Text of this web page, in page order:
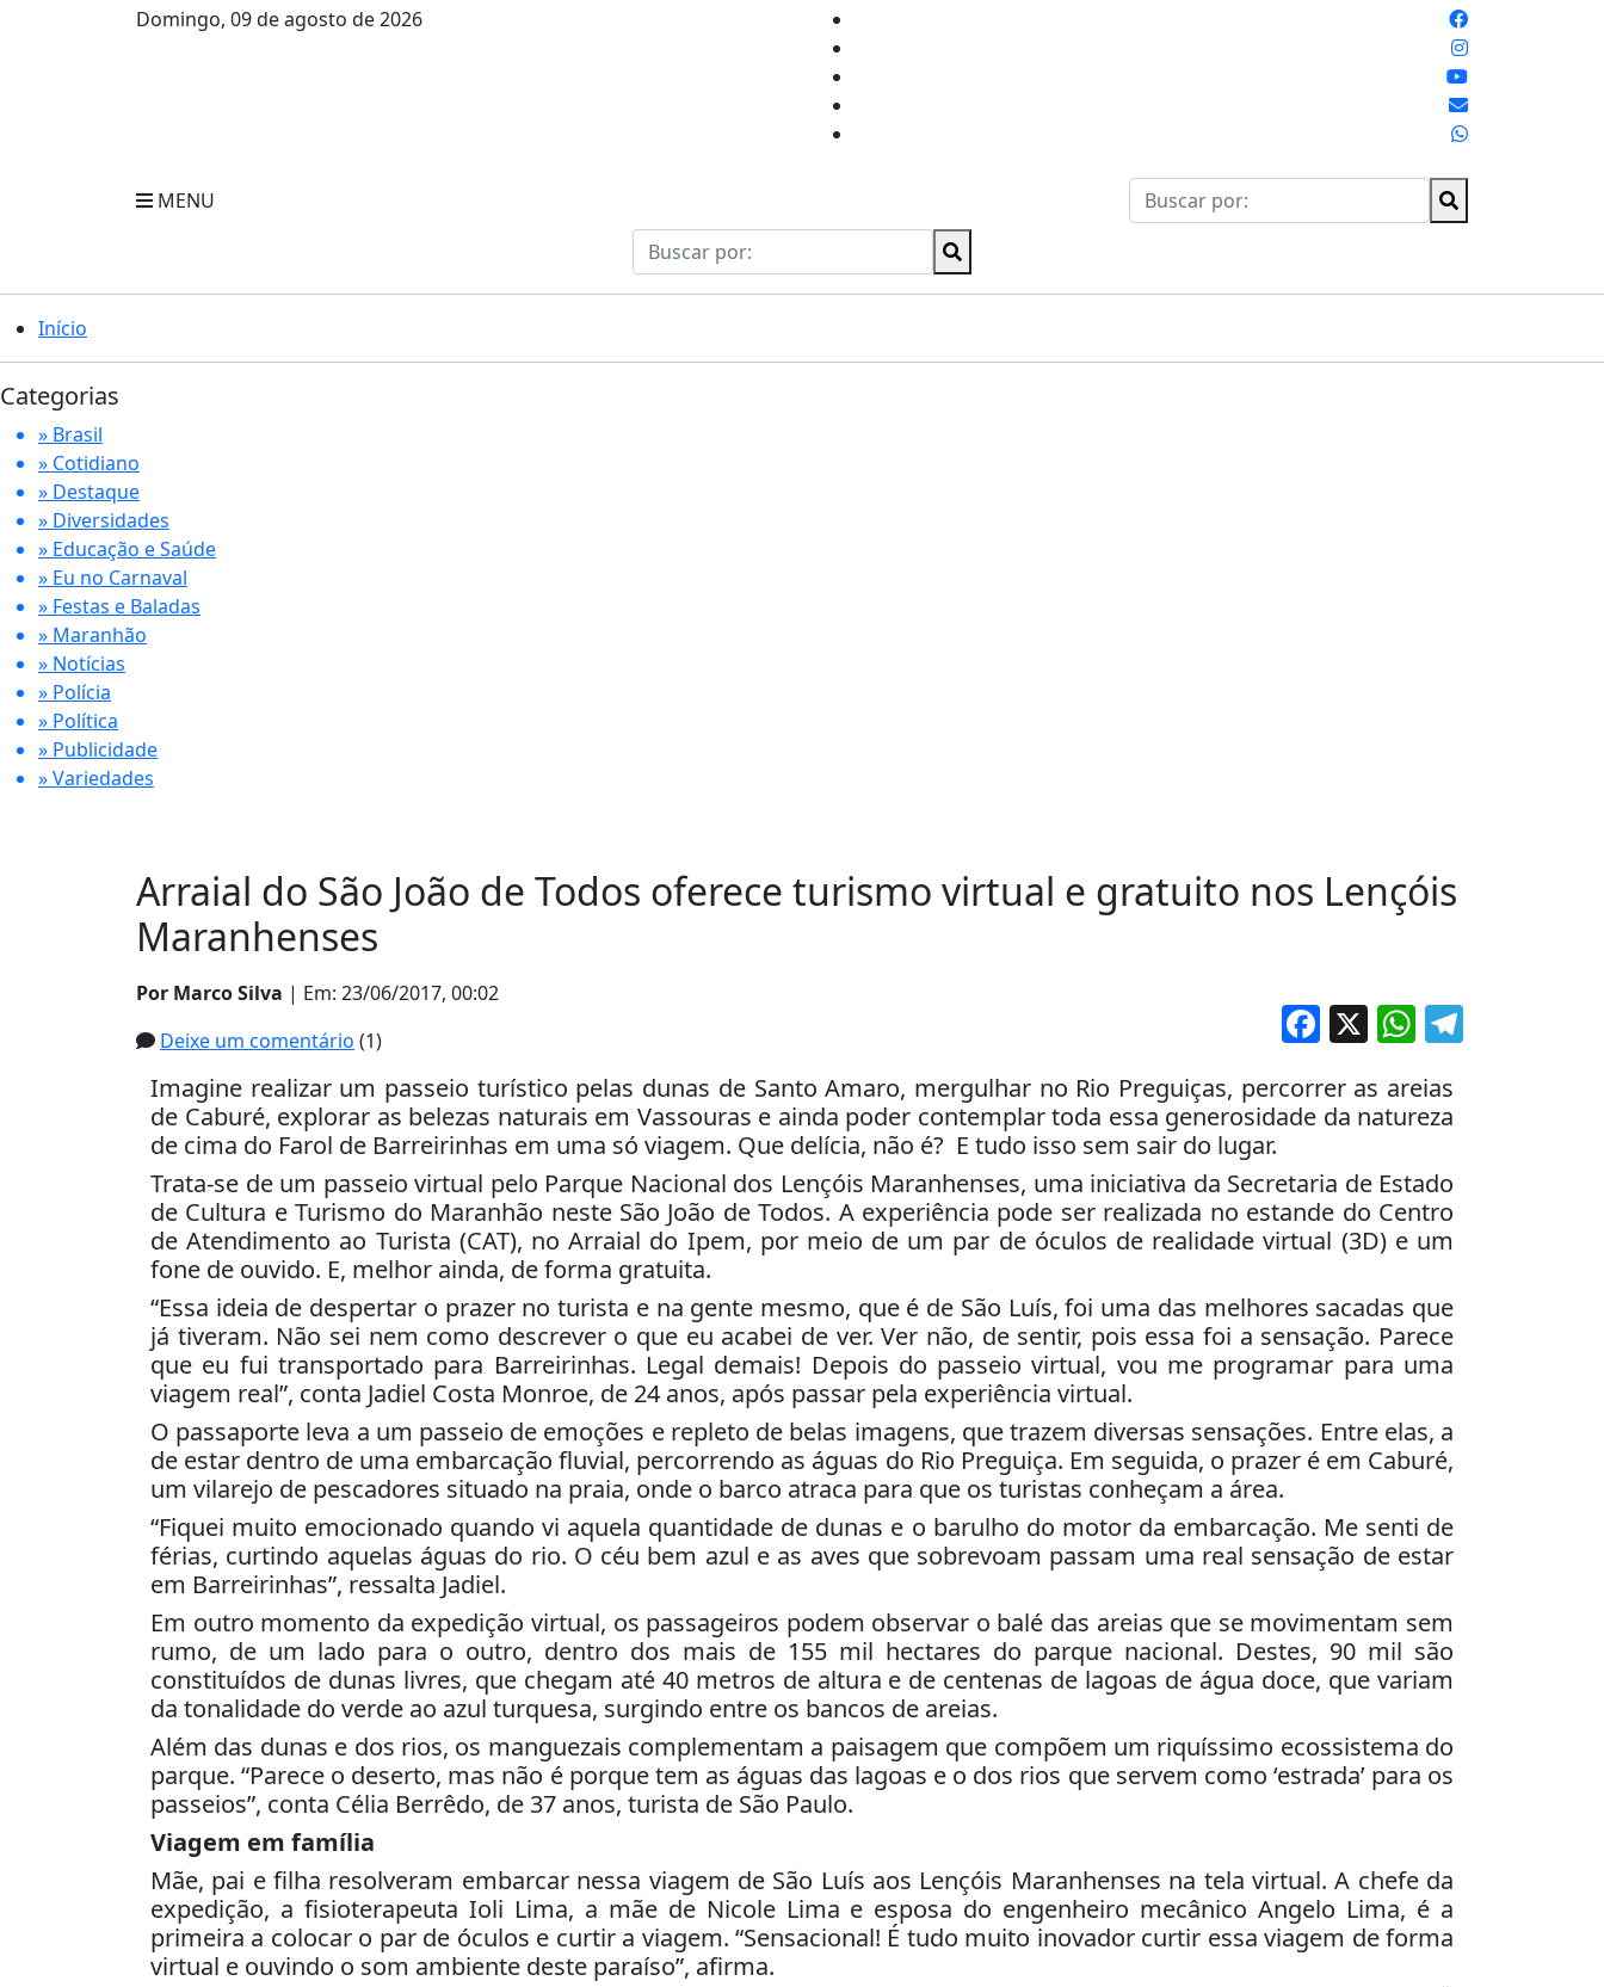
Domingo, 09 de agosto de 2026
MENU
Início
Categorias
» Brasil
» Cotidiano
» Destaque
» Diversidades
» Educação e Saúde
» Eu no Carnaval
» Festas e Baladas
» Maranhão
» Notícias
» Polícia
» Política
» Publicidade
» Variedades
Arraial do São João de Todos oferece turismo virtual e gratuito nos Lençóis
Maranhenses
Por Marco Silva | Em: 23/06/2017, 00:02
Deixe um comentário (1) Facebook
X WhatsApp
Imagine realizar um passeio turístico pelas dunas de Santo Amaro, mergulhar no Rio Preguiças, percorrer as areias
de Caburé, explorar as belezas naturais em Vassouras e ainda poder contemplar toda essa generosidade da natureza
de cima do Farol de Barreirinhas em uma só viagem. Que delícia, não é? E tudo isso sem sair do lugar.
Trata-se de um passeio virtual pelo Parque Nacional dos Lençóis Maranhenses, uma iniciativa da Secretaria de Estado
de Cultura e Turismo do Maranhão neste São João de Todos. A experiência pode ser realizada no estande do Centro
de Atendimento ao Turista (CAT), no Arraial do Ipem, por meio de um par de óculos de realidade virtual (3D) e um
fone de ouvido. E, melhor ainda, de forma gratuita.
“Essa ideia de despertar o prazer no turista e na gente mesmo, que é de São Luís, foi uma das melhores sacadas que
já tiveram. Não sei nem como descrever o que eu acabei de ver. Ver não, de sentir, pois essa foi a sensação. Parece
que eu fui transportado para Barreirinhas. Legal demais! Depois do passeio virtual, vou me programar para uma
viagem real”, conta Jadiel Costa Monroe, de 24 anos, após passar pela experiência virtual.
O passaporte leva a um passeio de emoções e repleto de belas imagens, que trazem diversas sensações. Entre elas, a
de estar dentro de uma embarcação fluvial, percorrendo as águas do Rio Preguiça. Em seguida, o prazer é em Caburé,
um vilarejo de pescadores situado na praia, onde o barco atraca para que os turistas conheçam a área.
“Fiquei muito emocionado quando vi aquela quantidade de dunas e o barulho do motor da embarcação. Me senti de
férias, curtindo aquelas águas do rio. O céu bem azul e as aves que sobrevoam passam uma real sensação de estar
em Barreirinhas”, ressalta Jadiel.
Em outro momento da expedição virtual, os passageiros podem observar o balé das areias que se movimentam sem
rumo, de um lado para o outro, dentro dos mais de 155 mil hectares do parque nacional. Destes, 90 mil são
constituídos de dunas livres, que chegam até 40 metros de altura e de centenas de lagoas de água doce, que variam
da tonalidade do verde ao azul turquesa, surgindo entre os bancos de areias.
Além das dunas e dos rios, os manguezais complementam a paisagem que compõem um riquíssimo ecossistema do
parque. “Parece o deserto, mas não é porque tem as águas das lagoas e o dos rios que servem como ‘estrada’ para os
passeios”, conta Célia Berrêdo, de 37 anos, turista de São Paulo.
Viagem em família
Mãe, pai e filha resolveram embarcar nessa viagem de São Luís aos Lençóis Maranhenses na tela virtual. A chefe da
expedição, a fisioterapeuta Ioli Lima, a mãe de Nicole Lima e esposa do engenheiro mecânico Angelo Lima, é a
primeira a colocar o par de óculos e curtir a viagem. “Sensacional! É tudo muito inovador curtir essa viagem de forma
virtual e ouvindo o som ambiente deste paraíso”, afirma.